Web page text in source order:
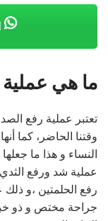
ما هي عملية
تعتبر عملية رفع
وقتنا الحاضر، كما
النساء و هذا ما
عملية شد ورفع
رفع الحلمتين ،و
جراحة مختص و ذو